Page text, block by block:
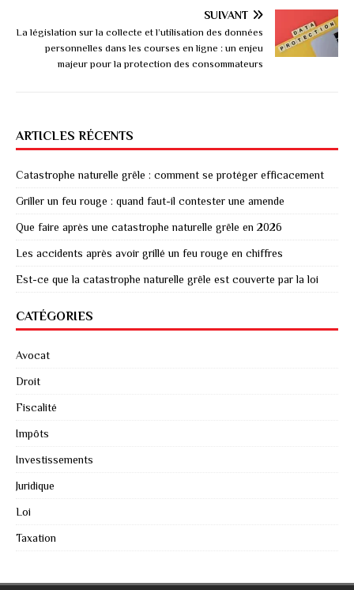
SUIVANT
La législation sur la collecte et l’utilisation des données
personnelles dans les courses en ligne : un enjeu
majeur pour la protection des consommateurs
ARTICLES RÉCENTS
Catastrophe naturelle grêle : comment se protéger efficacement
Griller un feu rouge : quand faut-il contester une amende
Que faire après une catastrophe naturelle grêle en 2026
Les accidents après avoir grillé un feu rouge en chiffres
Est-ce que la catastrophe naturelle grêle est couverte par la loi
CATÉGORIES
Avocat
Droit
Fiscalité
Impôts
Investissements
Juridique
Loi
Taxation